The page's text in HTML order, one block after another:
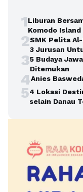
1Liburan
Komodo
2SMK Pelita
3 Jurusan
35 Budaya
Ditemukan
4Anies
54 Lokasi
selain Danau